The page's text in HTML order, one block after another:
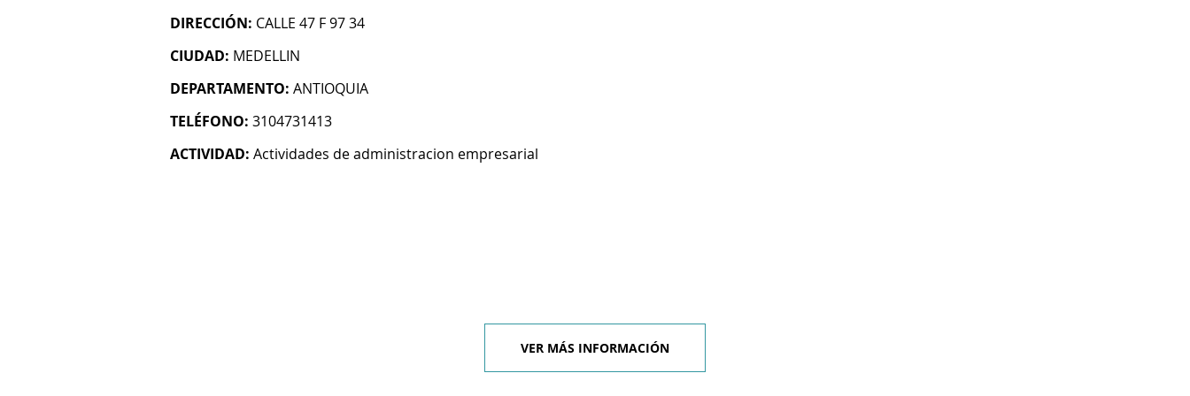
DIRECCIÓN: CALLE 47 F 97 34
CIUDAD: MEDELLIN
DEPARTAMENTO: ANTIOQUIA
TELÉFONO: 3104731413
ACTIVIDAD: Actividades de administracion empresarial
VER MÁS INFORMACIÓN